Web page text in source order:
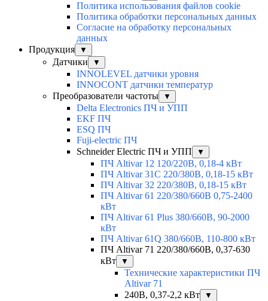
Политика использования файлов cookie
Политика обработки персональных данных
Согласие на обработку персональных
данных
Продукция
▼
Датчики ▼
INNOLEVEL датчики уровня
INNOCONT датчики температур
Преобразователи частоты
▼
Delta Electronics ПЧ и УПП
EKF ПЧ
ESQ ПЧ
Fuji-electric ПЧ
Schneider Electric ПЧ и УПП
▼
ПЧ Altivar 12 120/220В, 0,18-4 кВт
ПЧ Altivar 31C 220/380В, 0,18-15 кВт
ПЧ Altivar 32 220/380В, 0,18-15 кВт
ПЧ Altivar 61 220/380/660В 0,75-2400
кВт
ПЧ Altivar 61 Plus 380/660В, 90-2000
кВт
ПЧ Altivar 61Q 380/660В, 110-800 кВт
ПЧ Altivar 71 220/380/660В, 0,37-630
кВт
▼
Технические характеристики ПЧ
Altivar 71
240В, 0,37-2,2 кВт
▼